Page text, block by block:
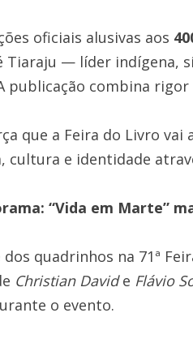
oficiais alusivas aos
Tiaraju — líder indígena,
publicação combina
que a Feira do Livro
cultura e identidade
“Vida em Marte”
quadrinhos na 71ª
Christian Davide Flávio
o evento.